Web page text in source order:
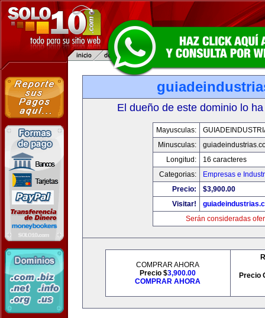
El dueño de este dominio lo
Mayusculas:
Minusculas:
Longitud:
16 caracteres
Categorias:
Empresas e
Precio:
$3,900.00
Visitar!
Serán consideradas
COMPRAR AHORA
Precio $3,900.00
COMPRAR AHORA
Precio